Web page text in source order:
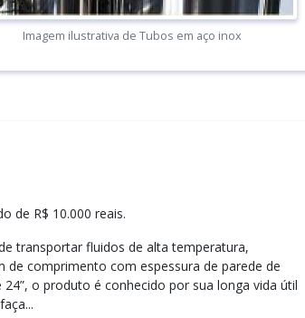
Imagem ilustrativa de Tubos em aço inox
de R$ 10.000 reais.
transportar fluidos de alta temperatura,
de comprimento com espessura de parede de
24”, o produto é conhecido por sua longa vida útil